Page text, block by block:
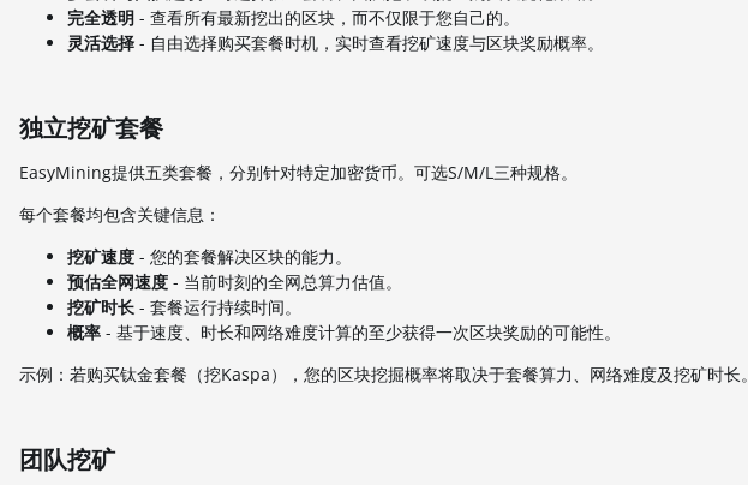
完全透明 - 查看所有最新挖出的区块，而不仅限于您自己的。
灵活选择 - 自由选择购买套餐时机，实时查看挖矿速度与区块奖励概率。
独立挖矿套餐
EasyMining提供五类套餐，分别针对特定加密货币。可选S/M/L三种规格。
每个套餐均包含关键信息：
挖矿速度 - 您的套餐解决区块的能力。
预估全网速度 - 当前时刻的全网总算力估值。
挖矿时长 - 套餐运行持续时间。
概率 - 基于速度、时长和网络难度计算的至少获得一次区块奖励的可能性。
示例：若购买钛金套餐（挖Kaspa），您的区块挖掘概率将取决于套餐算力、网络难度及挖矿时长。
团队挖矿